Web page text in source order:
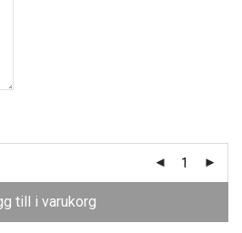
till i varukorg